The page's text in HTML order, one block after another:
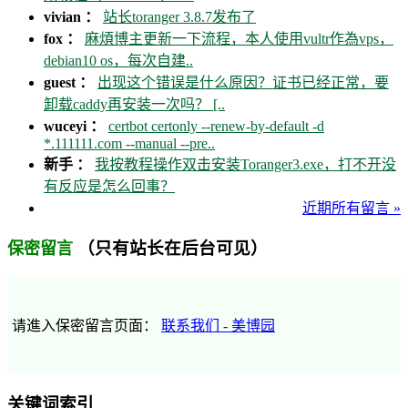
vivian ： 站长toranger 3.8.7发布了
fox ： 麻煩博主更新一下流程，本人使用vultr作為vps，
debian10 os，每次自建..
guest ： 出现这个错误是什么原因？证书已经正常，要
卸载caddy再安装一次吗？ [..
wuceyi ： certbot certonly --renew-by-default -d
*.111111.com --manual --pre..
新手 ： 我按教程操作双击安装Toranger3.exe，打不开没
有反应是怎么回事？
近期所有留言 »
保密留言 （只有站长在后台可见）
请進入保密留言页面： 联系我们 - 美博园
关键词索引